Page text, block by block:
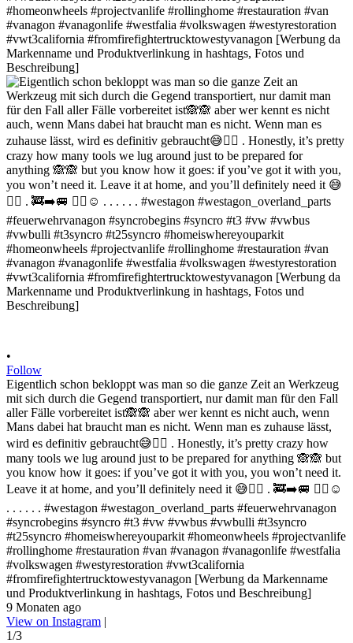
•
Follow
Eigentlich schon bekloppt was man so die ganze Zeit an Werkzeug
mit sich durch die Gegend transportiert, nur damit man für den Fall
aller Fälle vorbereitet ist🙈🙈 aber wer kennt es nicht auch, wenn
Mans dabei hat braucht man es nicht. Wenn man es zuhause lässt,
wird es definitiv gebraucht😅✌🏻 . Honestly, it’s pretty crazy how
many tools we lug around just to be prepared for anything 🙈🙈 but
you know how it goes: if you’ve got it with you, you won’t need it.
Leave it at home, and you’ll definitely need it 😅✌🏻 . 🚒➡️🚐 ✌🏻☺️
. . . . . . #westagon #westagon_overland_parts #feuerwehrvanagon
#syncrobegins #syncro #t3 #vw #vwbus #vwbulli #t3syncro
#t25syncro #homeiswhereyouparkit #homeonwheels #projectvanlife
#rollinghome #restauration #van #vanagon #vanagonlife #westfalia
#volkswagen #westyrestoration #vwt3california
#fromfirefightertrucktowestyvanagon [Werbung da Markenname
und Produktverlinkung in hashtags, Fotos und Beschreibung]
9 Monaten ago
View on Instagram |
1/3